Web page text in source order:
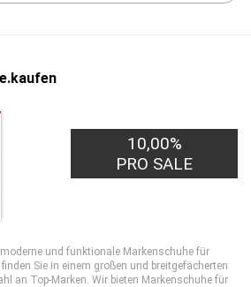
10,00%
PRO SALE
und funktionale Markenschuhe für
Sie in einem großen und breitgefächerten
an Top-Marken. Wir bieten Markenschuhe für